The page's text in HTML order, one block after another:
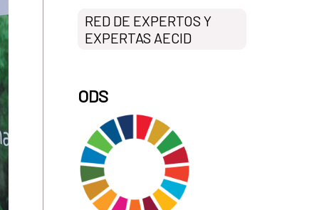
RED DE EXPERTOS Y
EXPERTAS AECID
ODS